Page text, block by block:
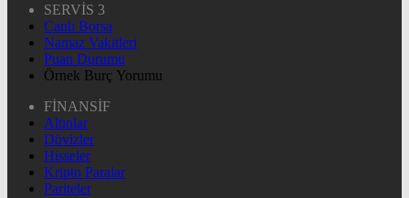
SERVİS 3
Canlı Borsa
Namaz Vakitleri
Puan Durumu
Örnek Burç Yorumu
FİNANSİF
Altınlar
Dövizler
Hisseler
Kripto Paralar
Pariteler